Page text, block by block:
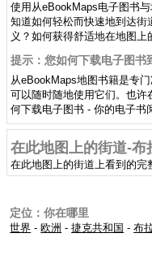
使用从eBookMaps电子图书
知道如何轻松而快速地到达
义？如何获得舒适地在地图上
提示：您如何下载电子图书
从eBookMaps地图书籍是专
可以随时随地使用它们。也许
何下载电子图书 - 你的电子书
在此地图上的街道-布
在此地图上的街道上看到的
定位：你在哪里
世界 -欧洲 -捷克共和国 -布